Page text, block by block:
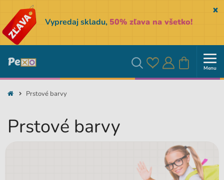
Vypredaj skladu, 50% zľava na všetko!
Vyhľadávanie
Obľúbené
Prihlásiť
Košík Menu
Prstové barvy
Prstové barvy